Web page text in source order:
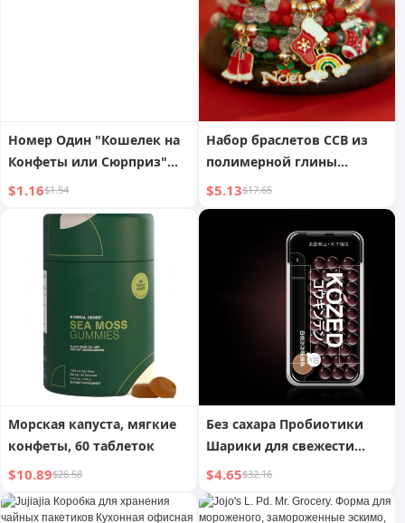
Номер Один "Кошелек на
Конфеты или Сюрприз"
Тыквенные Фонари
Свет Декор Подарки на
$1.16$1.54
Набор браслетов CCB из
полимерной глины
«Рождественские
конфеты»
$5.13$17.65
Морская капуста, мягкие
конфеты, 60 таблеток
$10.89$26.58
Без сахара Пробиотики
Шарики для свежести
дыхания Мятные конфеты
Kissing Candy
$4.65$32.16